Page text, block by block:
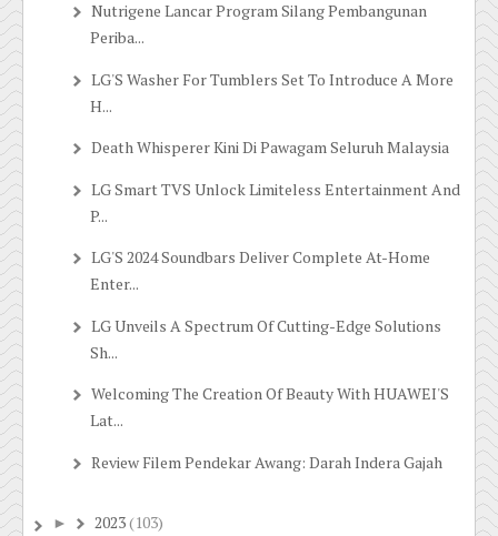
Nutrigene Lancar Program Silang Pembangunan
Periba...
LG'S Washer For Tumblers Set To Introduce A More
H...
Death Whisperer Kini Di Pawagam Seluruh Malaysia
LG Smart TVS Unlock Limiteless Entertainment And
P...
LG'S 2024 Soundbars Deliver Complete At-Home
Enter...
LG Unveils A Spectrum Of Cutting-Edge Solutions
Sh...
Welcoming The Creation Of Beauty With HUAWEI'S
Lat...
Review Filem Pendekar Awang: Darah Indera Gajah
► 2023(103)